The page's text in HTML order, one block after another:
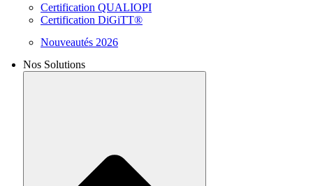
Certification QUALIOPI
Certification DiGiTT®
Nouveautés 2026
Nos Solutions